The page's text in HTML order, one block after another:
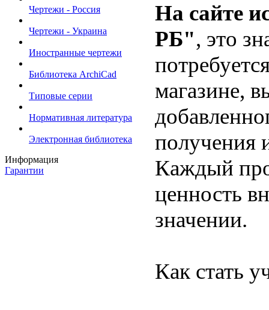
Чертежи - Россия
Чертежи - Украина
Иностранные чертежи
Библиотека ArchiCad
Типовые серии
Нормативная литература
Электронная библиотека
Информация
Гарантии
На сайте
РБ", это
магазине,
получения
Каждый
ценность
значении.
Как стать